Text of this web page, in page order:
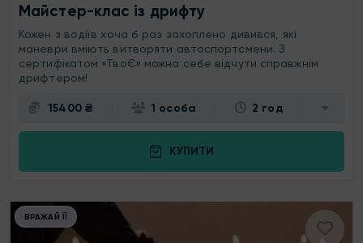
Майстер-клас із дрифту
Кожен з водіїв хоча б раз захоплено дивився, які
маневри вміють витворяти автоспортсмени. З
сертифікатом «ТвоЄ» можна себе відчути справжнім
дрифтером!
15400 ₴ 1 особа 2 год
КУПИТИ
ВРАЖАЙ ЇЇ